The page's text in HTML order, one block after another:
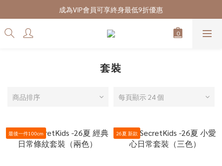
7/28-8/20 CUBi 收藏季全館買二送一
成為VIP會員可享終身最低9折優惠
7/28-8/20 CUBi 收藏季全館買二送一
套裝
商品排序 每頁顯示 24 個
最後一件100cm 26夏 新款